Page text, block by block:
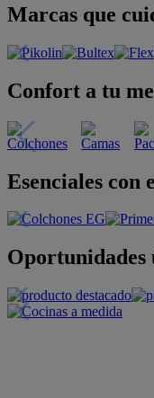
Marcas que
Confort a tu
Esenciales con
Oportunidades